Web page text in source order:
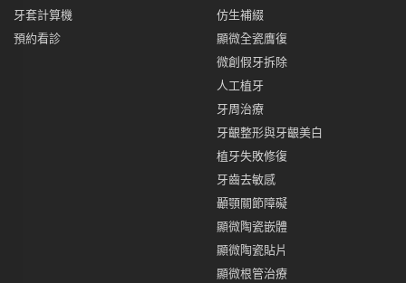
牙套計算機
預約看診
仿生補綴
顯微全瓷膺復
微創假牙拆除
人工植牙
牙周治療
牙齦整形與牙齦美白
植牙失敗修復
牙齒去敏感
顳顎關節障礙
顯微陶瓷嵌體
顯微陶瓷貼片
顯微根管治療